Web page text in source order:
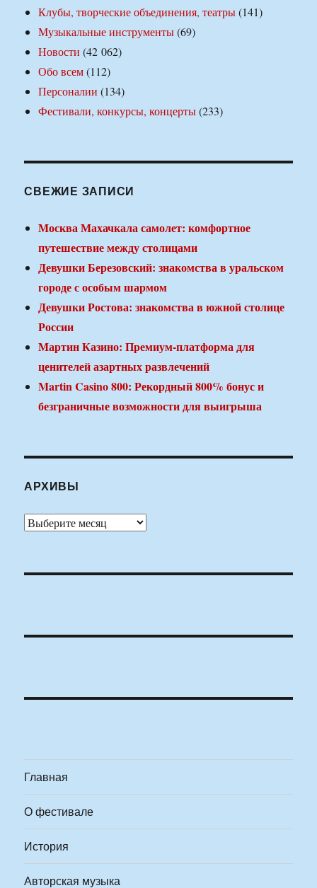
Клубы, творческие объединения, театры(141)
Музыкальные инструменты(69)
Новости (42 062)
Обо всем(112)
Персоналии (134)
Фестивали, конкурсы, концерты(233)
СВЕЖИЕ ЗАПИСИ
Москва Махачкала самолет: комфортное
путешествие между столицами
Девушки Березовский: знакомства в уральском
городе с особым шармом
Девушки Ростова: знакомства в южной столице
России
Мартин Казино: Премиум-платформа для
ценителей азартных развлечений
Martin Casino 800: Рекордный 800% бонус и
безграничные возможности для выигрыша
АРХИВЫ
Архивы
Главная
О фестивале
История
Авторская музыка